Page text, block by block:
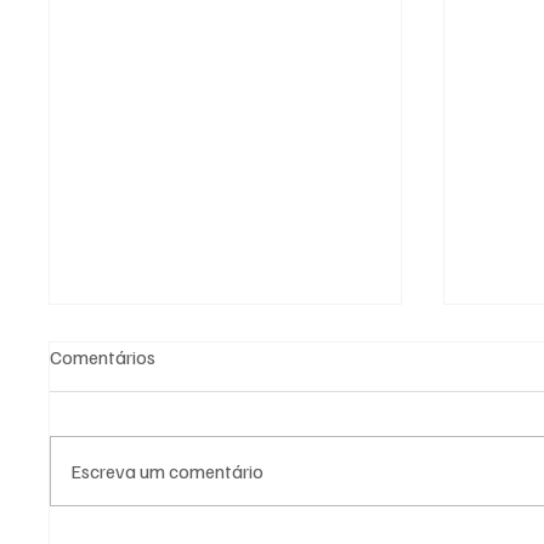
Comentários
Escreva um comentário